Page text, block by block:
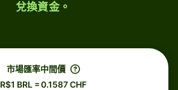
兌換資金。
市場匯率中間價
R$1 BRL = 0.1587 CHF